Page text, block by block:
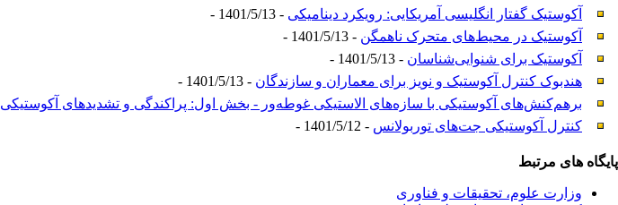
آکوستیک گفتار انگلیسی آمریکایی: رویکرد دینامیکی - 1401/5/13 -
آکوستیک در محیط‌های متحرک ناهمگن - 1401/5/13 -
آکوستیک برای شنوایی‌شناسان - 1401/5/13 -
هندبوک کنترل آکوستیک و نویز برای معماران و سازندگان - 1401/5/13 -
برهم‌کنش‌های آکوستیکی با سازه‌های الاستیکی غوطه‌ور - بخش اول: پراکندگی و تشدید‌های آکوستیکی
کنترل آکوستیکی جت‌های توربولانس - 1401/5/12 -
پایگاه های مرتبط
وزارت علوم، تحقیقات و فناوری